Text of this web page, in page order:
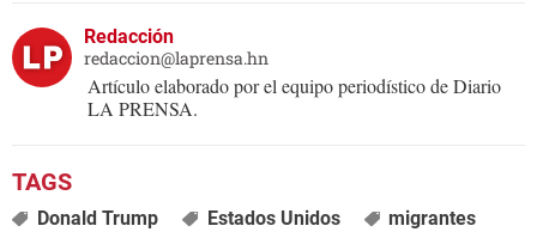
Redacción
redaccion@laprensa.hn
Artículo elaborado por el equipo periodístico de Diario
LA PRENSA.
Donald Trump Estados Unidos migrantes